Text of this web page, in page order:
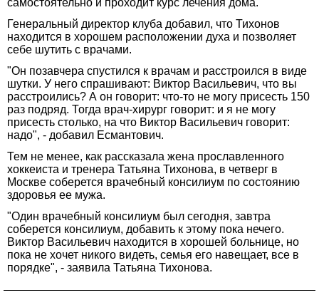
Генеральный директор клуба добавил, что Тихонов
находится в хорошем расположении духа и позволяет
себе шутить с врачами.
"Он позавчера спустился к врачам и расстроился в виде
шутки. У него спрашивают: Виктор Васильевич, что вы
расстроились? А он говорит: что-то не могу присесть 150
раз подряд. Тогда врач-хирург говорит: и я не могу
присесть столько, на что Виктор Васильевич говорит:
надо", - добавил Есмантович.
Тем не менее, как рассказала жена прославленного
хоккеиста и тренера Татьяна Тихонова, в четверг в
Москве соберется врачебный консилиум по состоянию
здоровья ее мужа.
"Один врачебный консилиум был сегодня, завтра
соберется консилиум, добавить к этому пока нечего.
Виктор Васильевич находится в хорошей больнице, но
пока не хочет никого видеть, семья его навещает, все в
порядке", - заявила Татьяна Тихонова.